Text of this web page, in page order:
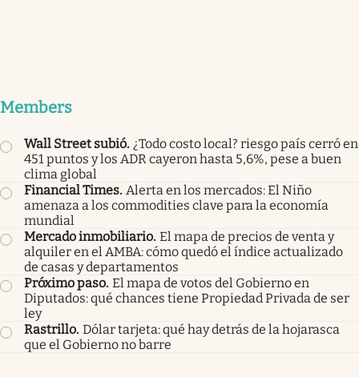
Members
Wall Street subió. ¿Todo costo local? riesgo país cerró en
451 puntos y los ADR cayeron hasta 5,6%, pese a buen
clima global
Financial Times. Alerta en los mercados: El Niño
amenaza a los commodities clave para la economía
mundial
Mercado inmobiliario. El mapa de precios de venta y
alquiler en el AMBA: cómo quedó el índice actualizado
de casas y departamentos
Próximo paso. El mapa de votos del Gobierno en
Diputados: qué chances tiene Propiedad Privada de ser
ley
Rastrillo. Dólar tarjeta: qué hay detrás de la hojarasca
que el Gobierno no barre